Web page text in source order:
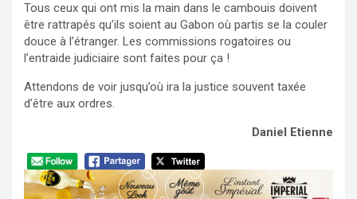
Tous ceux qui ont mis la main dans le cambouis doivent
être rattrapés qu’ils soient au Gabon où partis se la couler
douce à l’étranger. Les commissions rogatoires ou
l’entraide judiciaire sont faites pour ça !
Attendons de voir jusqu’où ira la justice souvent taxée
d’être aux ordres.
Daniel Etienne